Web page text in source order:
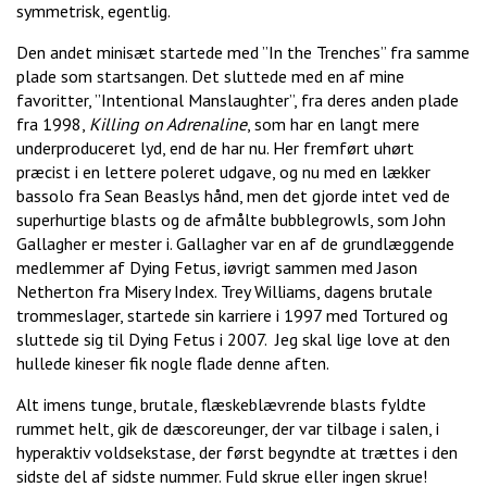
symmetrisk, egentlig.
Den andet minisæt startede med ”In the Trenches” fra samme
plade som startsangen. Det sluttede med en af mine
favoritter, ”Intentional Manslaughter”, fra deres anden plade
fra 1998, Killing on Adrenaline, som har en langt mere
underproduceret lyd, end de har nu. Her fremført uhørt
præcist i en lettere poleret udgave, og nu med en lækker
bassolo fra Sean Beaslys hånd, men det gjorde intet ved de
superhurtige blasts og de afmålte bubblegrowls, som John
Gallagher er mester i. Gallagher var en af de grundlæggende
medlemmer af Dying Fetus, iøvrigt sammen med Jason
Netherton fra Misery Index. Trey Williams, dagens brutale
trommeslager, startede sin karriere i 1997 med Tortured og
sluttede sig til Dying Fetus i 2007. Jeg skal lige love at den
hullede kineser fik nogle flade denne aften.
Alt imens tunge, brutale, flæskeblævrende blasts fyldte
rummet helt, gik de dæscoreunger, der var tilbage i salen, i
hyperaktiv voldsekstase, der først begyndte at trættes i den
sidste del af sidste nummer. Fuld skrue eller ingen skrue!